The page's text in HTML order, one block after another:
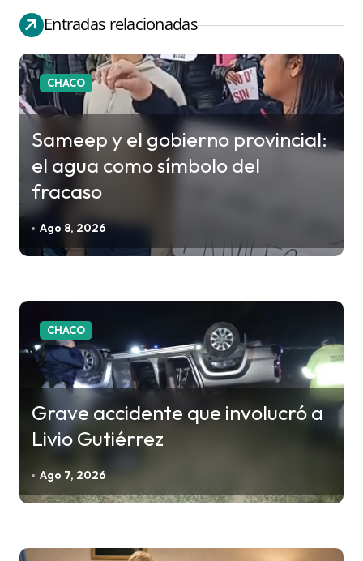
e
g
a
c
i
n
r
d
Entradas relacionadas
CHACO
Sameep y el gobierno provincial:
el agua como símbolo del
fracaso
Ago 8, 2026
CHACO
Grave accidente que involucró a
Livio Gutiérrez
Ago 7, 2026